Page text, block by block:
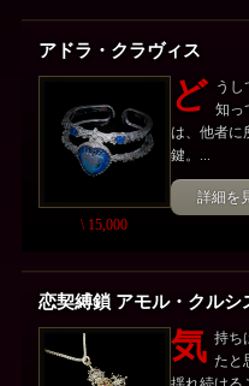
アドラ・クラヴィス
\ 15,000
ど う
知っ
は、他者に
鍵。...
詳細を
恋契縛鎖 アモル・クルシ
気 持ち
たと